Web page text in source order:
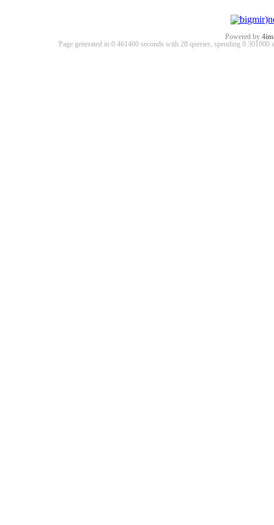
Powered by
Page generated in 0.461460 seconds with 28 queries, spending